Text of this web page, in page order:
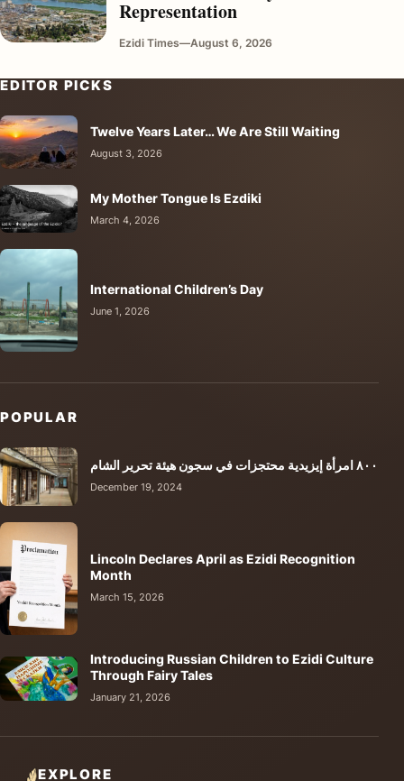
Representation
Ezidi Times—August 6, 2026
EDITOR PICKS
Twelve Years Later… We Are Still Waiting
August 3, 2026
My Mother Tongue Is Ezdiki
March 4, 2026
International Children’s Day
June 1, 2026
POPULAR
٨٠٠ امرأة إيزيدية محتجزات في سجون هيئة تحرير الشام
December 19, 2024
Lincoln Declares April as Ezidi Recognition
Month
March 15, 2026
Introducing Russian Children to Ezidi Culture
Through Fairy Tales
January 21, 2026
EXPLORE